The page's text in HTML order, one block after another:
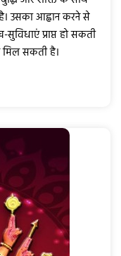
उसका आह्वान करने से
प्राप्त हो सकती
सकती है।